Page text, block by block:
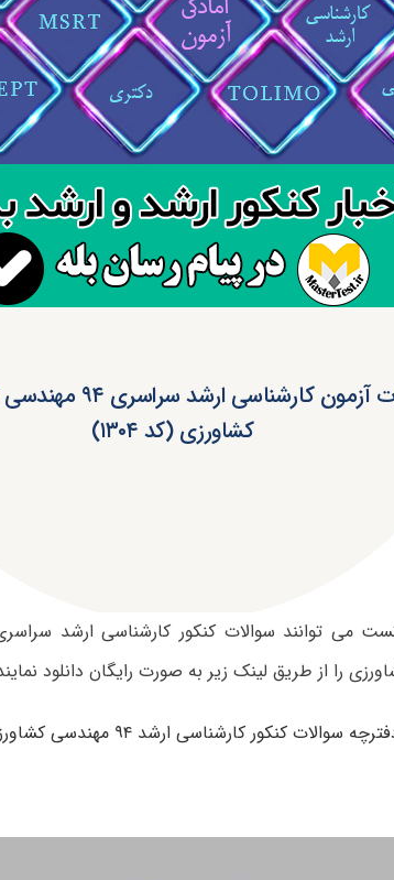
دانلود سوالات آزمون
کشاورزی (کد ۱۳۰۴)
را از طریق لینک زیر به صورت رایگان دانلود
کنکور کارشناسی ارشد ۹۴ مهندسی کشاورزی- اقتصاد کشاورزی